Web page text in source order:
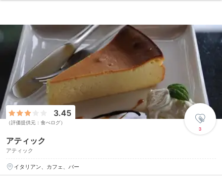
アティック
アティック
3.45
（評価提供元：食べログ）
3
イタリアン、カフェ、バー